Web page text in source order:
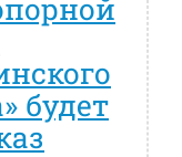
будет